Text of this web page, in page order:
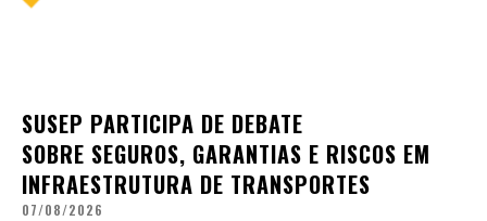
SUSEP PARTICIPA DE DEBATE
SOBRE SEGUROS, GARANTIAS E RISCOS EM
INFRAESTRUTURA DE TRANSPORTES
07/08/2026